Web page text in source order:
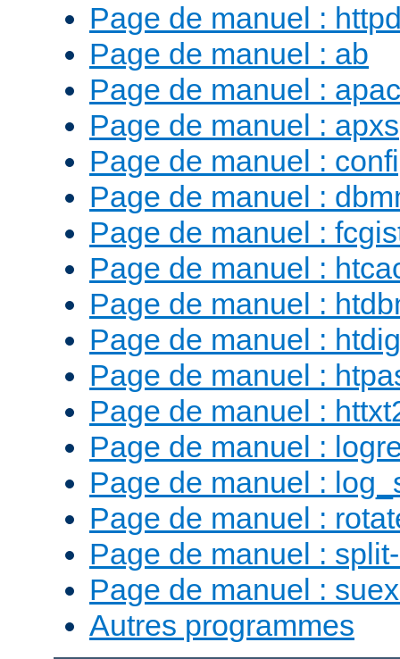
Page de manuel :
Page de manuel : ab
Page de manuel :
Page de manuel : apxs
Page de manuel :
Page de manuel :
Page de manuel :
Page de manuel :
Page de manuel :
Page de manuel :
Page de manuel :
Page de manuel :
Page de manuel :
Page de manuel :
Page de manuel :
Page de manuel :
Page de manuel :
Autres programmes